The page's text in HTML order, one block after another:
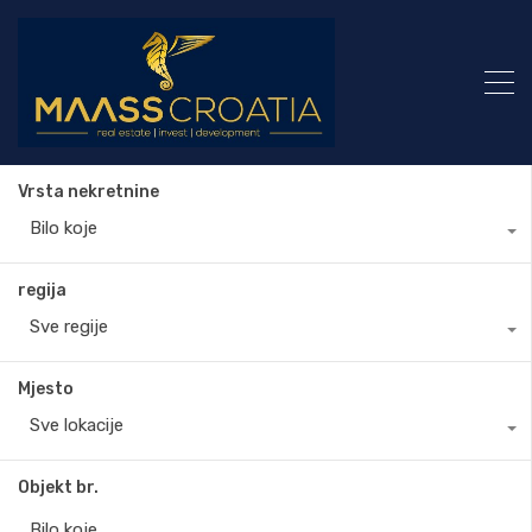
Vrsta nekretnine
Bilo koje
regija
Sve regije
Mjesto
Sve lokacije
Objekt br.